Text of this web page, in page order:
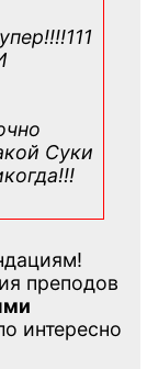
Суки
преподов
интересно